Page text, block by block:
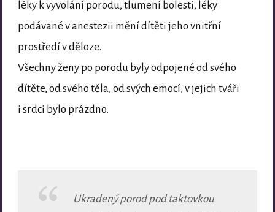
léky k vyvolání porodu, tlumení bolesti, léky
podávané v anestezii mění dítěti jeho vnitřní
prostředí v děloze.
Všechny ženy po porodu byly odpojené od svého
dítěte, od svého těla, od svých emocí, v jejich tváři
i srdci bylo prázdno.
Ukradený porod pod taktovkou